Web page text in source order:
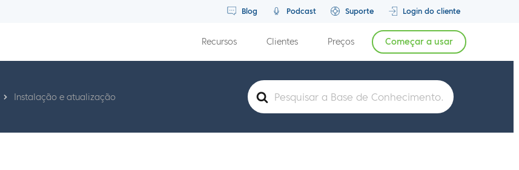
Blog Podcast Suporte Login do cliente
Recursos Clientes Preços Começar a usar
Pesquisar
por
Instalação e atualização